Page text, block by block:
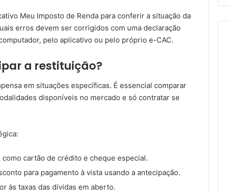
Meu Imposto de Renda para conferir a situação da
erros devem ser corrigidos com uma declaração
pelo aplicativo ou pelo próprio e-CAC.
a restituição?
em situações específicas. É essencial comparar
disponíveis no mercado e só contratar se
cartão de crédito e cheque especial.
para pagamento à vista usando a antecipação.
às taxas das dívidas em aberto.